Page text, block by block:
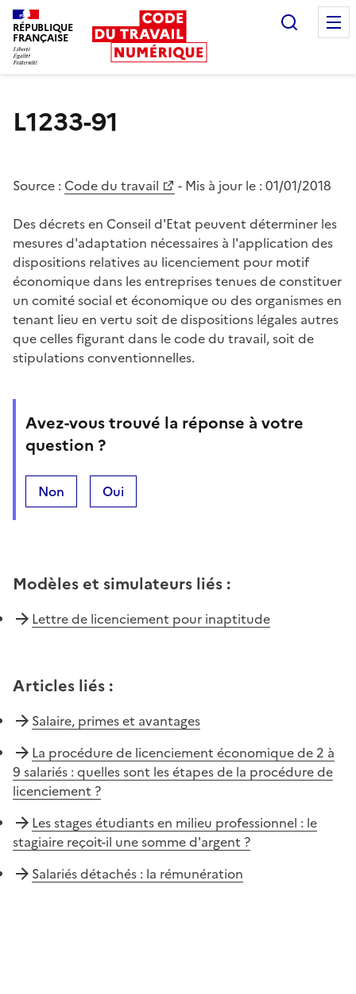
RÉPUBLIQUE
FRANÇAISE
L1233-91
Source : Code du travail - Mis à jour le : 01/01/2018
Des décrets en Conseil d'Etat peuvent déterminer les
mesures d'adaptation nécessaires à l'application des
dispositions relatives au licenciement pour motif
économique dans les entreprises tenues de constituer
un comité social et économique ou des organismes en
tenant lieu en vertu soit de dispositions légales autres
que celles figurant dans le code du travail, soit de
stipulations conventionnelles.
Avez-vous trouvé la réponse à votre
question ?
Non Oui
Modèles et simulateurs liés :
Lettre de licenciement pour inaptitude
Articles liés :
Salaire, primes et avantages
La procédure de licenciement économique de 2 à
9 salariés : quelles sont les étapes de la procédure de
licenciement ?
Les stages étudiants en milieu professionnel : le
stagiaire reçoit-il une somme d'argent ?
Salariés détachés : la rémunération